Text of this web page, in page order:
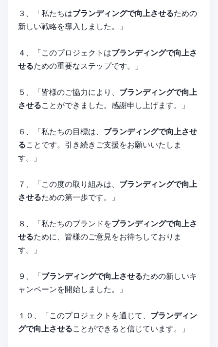
３、「私たちはブランディングで向上させるための
新しい戦略を導入しました。」
４、「このプロジェクトはブランディングで向上さ
せるための重要なステップです。」
５、「皆様のご協力により、 ブランディングで向上
させることができました。感謝申し上げます。」
６、「私たちの目標は、 ブランディングで向上させ
ることです。引き続きご支援をお願いいたしま
す。」
７、「この度の取り組みは、 ブランディングで向上
させるための第一歩です。」
８、「私たちのブランドをブランディングで向上さ
せるために、皆様のご意見をお待ちしておりま
す。」
９、「ブランディングで向上させるための新しいキ
ャンペーンを開始しました。」
１０、「このプロジェクトを通じて、 ブランディン
グで向上させることができると信じています。」